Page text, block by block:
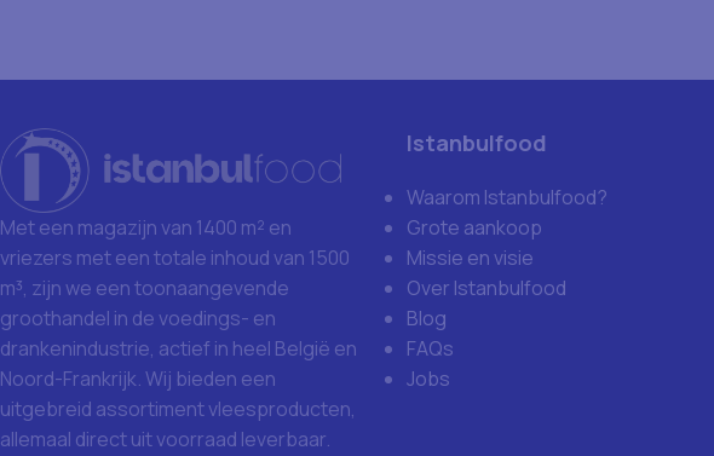
Met een magazijn van 1400 m² en
vriezers met een totale inhoud van 1500
m³, zijn we een toonaangevende
groothandel in de voedings- en
drankenindustrie, actief in heel België en
Noord-Frankrijk. Wij bieden een
uitgebreid assortiment vleesproducten,
allemaal direct uit voorraad leverbaar.
Istanbulfood
Waarom Istanbulfood?
Grote aankoop
Missie en visie
Over Istanbulfood
Blog
FAQs
Jobs